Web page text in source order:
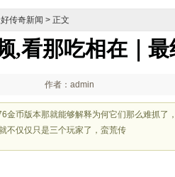
传奇新闻 > 正文
,看那吃相在｜
作者：admin
金币版本那就能够解释为何它们那么难抓了
不仅仅只是三个玩家了，蛮荒传